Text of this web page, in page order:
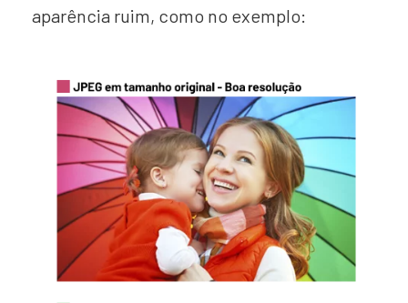
aparência ruim, como no exemplo: